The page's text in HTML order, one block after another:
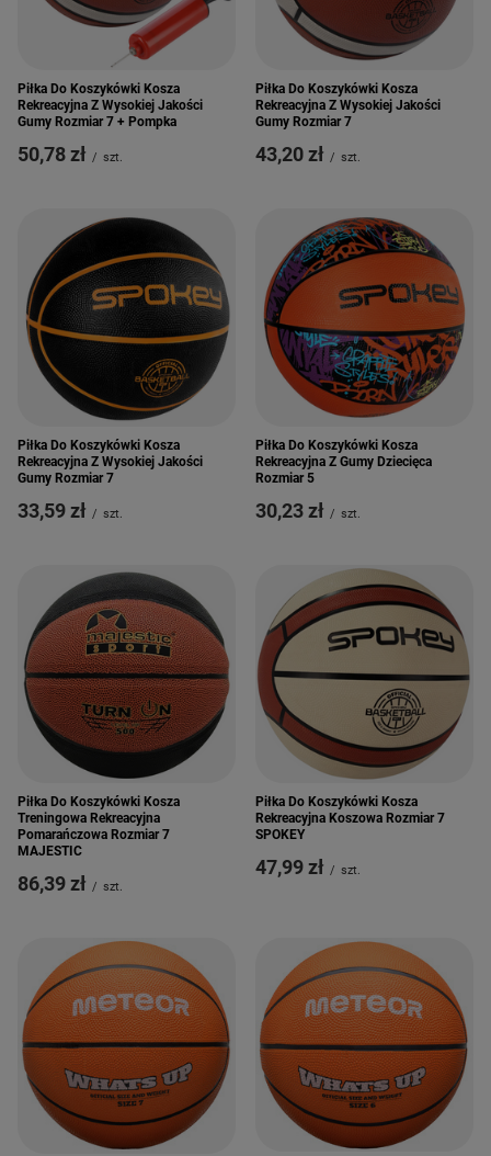
Piłka Do Koszykówki Kosza
Rekreacyjna Z Wysokiej Jakości
Gumy Rozmiar 7 + Pompka
50,78 zł / szt.
Piłka Do Koszykówki Kosza
Rekreacyjna Z Wysokiej Jakości
Gumy Rozmiar 7
43,20 zł / szt.
Piłka Do Koszykówki Kosza
Rekreacyjna Z Wysokiej Jakości
Gumy Rozmiar 7
33,59 zł / szt.
Piłka Do Koszykówki Kosza
Rekreacyjna Z Gumy Dziecięca
Rozmiar 5
30,23 zł / szt.
Piłka Do Koszykówki Kosza
Treningowa Rekreacyjna
Pomarańczowa Rozmiar 7
MAJESTIC
86,39 zł / szt.
Piłka Do Koszykówki Kosza
Rekreacyjna Koszowa Rozmiar 7
SPOKEY
47,99 zł / szt.